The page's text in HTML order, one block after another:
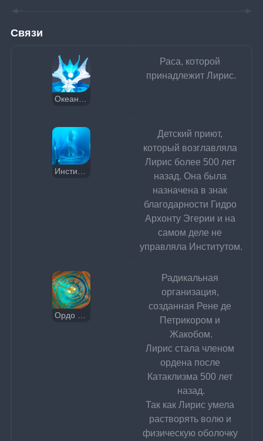
Связи
Раса, которой
принадлежит Лирис.
Детский приют,
который возглавляла
Лирис более 500 лет
назад. Она была
назначена в знак
благодарности Гидро
Архонту Эгерии и на
самом деле не
управляла Институтом.
Радикальная
организация,
созданная Рене де
Петрикором и
Жакобом.
Лирис стала членом
ордена после
Катаклизма 500 лет
назад.
Так как Лирис умела
растворять волю и
физическую оболочку